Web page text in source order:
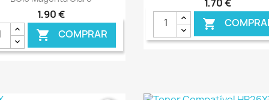
1,90 €
 COMPRAR
1,70 €

€